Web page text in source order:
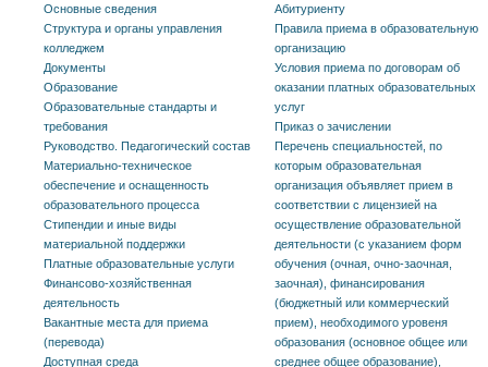
Основные сведения
Структура и органы управления
колледжем
Документы
Образование
Образовательные стандарты и
требования
Руководство. Педагогический состав
Материально-техническое
обеспечение и оснащенность
образовательного процесса
Стипендии и иные виды
материальной поддержки
Платные образовательные услуги
Финансово-хозяйственная
деятельность
Вакантные места для приема
(перевода)
Доступная среда
Абитуриенту
Правила приема в образовательную
организацию
Условия приема по договорам об
оказании платных образовательных
услуг
Приказ о зачислении
Перечень специальностей, по
которым образовательная
организация объявляет прием в
соответствии с лицензией на
осуществление образовательной
деятельности (с указанием форм
обучения (очная, очно-заочная,
заочная), финансирования
(бюджетный или коммерческий
прием), необходимого уровеня
образования (основное общее или
среднее общее образование),